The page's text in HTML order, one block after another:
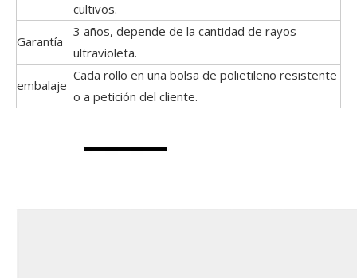
cultivos.
Garantía
3 años, depende de la cantidad de rayos
ultravioleta.
embalaje
Cada rollo en una bolsa de polietileno resistente
o a petición del cliente.